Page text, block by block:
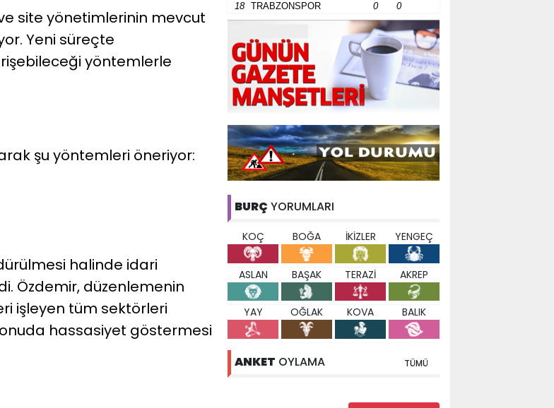
site yönetimlerinin mevcut
Yeni süreçte
yöntemlerle
şu yöntemleri öneriyor:
halinde idari
Özdemir, düzenlemenin
işleyen tüm sektörleri
hassasiyet göstermesi
18
TRABZONSPOR 0 0
BURÇ YORUMLARI
KOÇ BOĞA İKİZLER YENGEÇ
ASLAN BAŞAK TERAZİ AKREP
YAY OĞLAK KOVA BALIK
ANKET OYLAMA TÜMÜ